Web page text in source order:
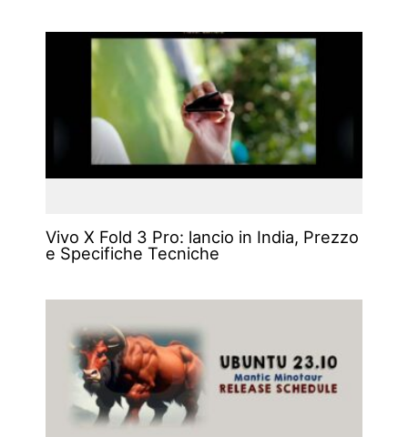
Vivo X Fold 3 Pro: lancio in India, Prezzo
e Specifiche Tecniche